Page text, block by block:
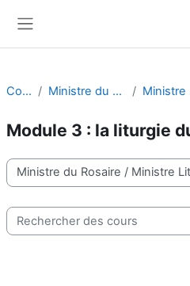
Cours Ministre du Rosaire
Module 3 : la liturgie
Catégories de cours
Rechercher des cours